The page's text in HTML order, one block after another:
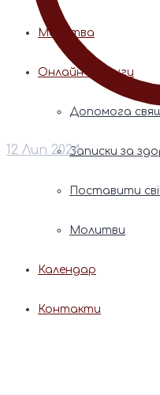
Молитва
Онлайн послуги
Допомога
Записки за
Поставити
Молитви
Календар
Контакти
12 Лип 2024